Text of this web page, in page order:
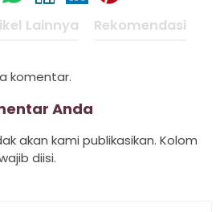
Lainnya Rekomendasi
komentar.
Anda
akan kami publikasikan. Kolom
diisi.